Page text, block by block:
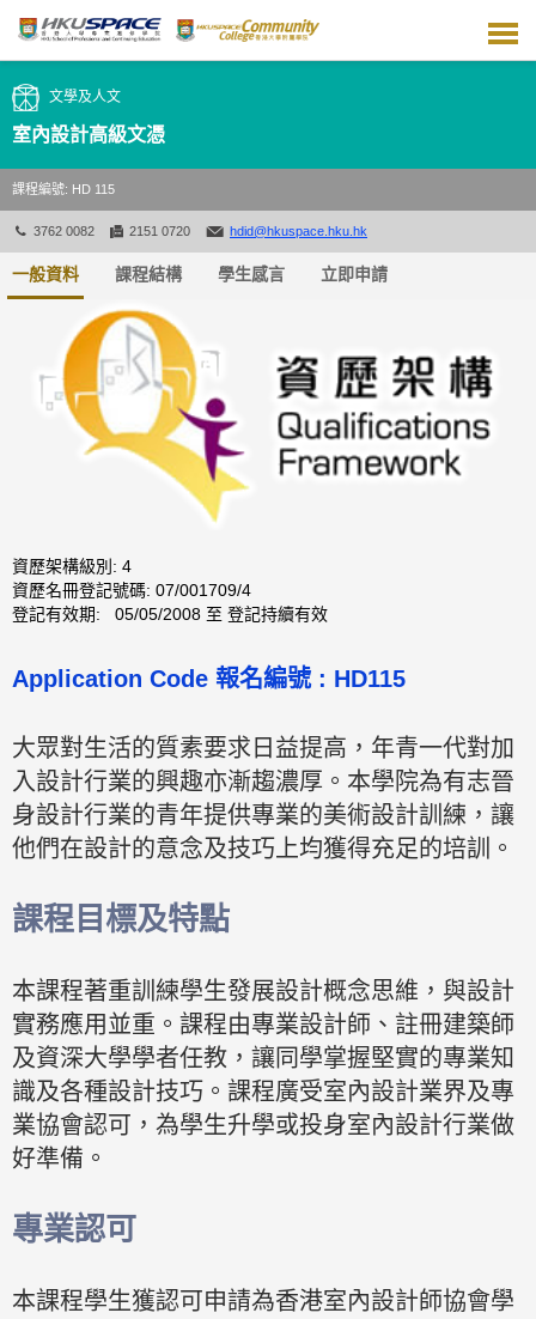
主
要
內
容
文學及人文
室內設計高級文憑
課程編號: HD 115
3762 0082 2151 0720 hdid@hkuspace.hku.hk
一般資料 課程結構 學生感言 立即申請
資歷架構級別: 4
資歷名冊登記號碼: 07/001709/4
登記有效期: 05/05/2008 至 登記持續有效
Application Code 報名編號 : HD115
大眾對生活的質素要求日益提高，年青一代對加
入設計行業的興趣亦漸趨濃厚。本學院為有志晉
身設計行業的青年提供專業的美術設計訓練，讓
他們在設計的意念及技巧上均獲得充足的培訓。
課程目標及特點
本課程著重訓練學生發展設計概念思維，與設計
實務應用並重。課程由專業設計師、註冊建築師
及資深大學學者任教，讓同學掌握堅實的專業知
識及各種設計技巧。課程廣受室內設計業界及專
業協會認可，為學生升學或投身室內設計行業做
好準備。
專業認可
本課程學生獲認可申請為香港室內設計師協會學